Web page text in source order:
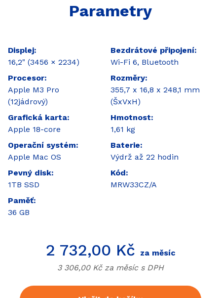
Parametry
Displej
16,2" (3456 × 2234)
Procesor
Apple M3 Pro
(12jádrový)
Grafická karta
Apple 18-core
Operační systém
Apple Mac OS
Pevný disk
1TB SSD
Paměť
36 GB
Bezdrátové připojení
Wi-Fi 6, Bluetooth
Rozměry
355,7 x 16,8 x 248,1 mm
(ŠxVxH)
Hmotnost
1,61 kg
Baterie
Výdrž až 22 hodin
Kód
MRW33CZ/A
2 732,00 Kč
za měsíc
DPH3 306,00 Kč za měsíc s DPH